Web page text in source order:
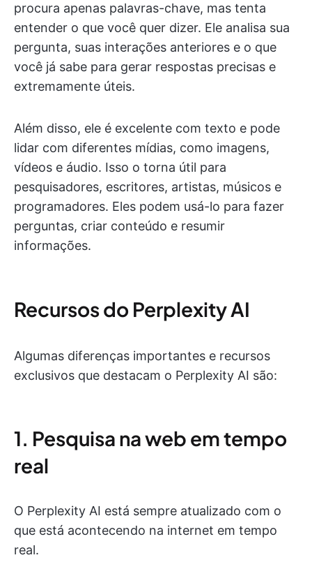
procura apenas palavras-chave, mas tenta
entender o que você quer dizer. Ele analisa sua
pergunta, suas interações anteriores e o que
você já sabe para gerar respostas precisas e
extremamente úteis.
Além disso, ele é excelente com texto e pode
lidar com diferentes mídias, como imagens,
vídeos e áudio. Isso o torna útil para
pesquisadores, escritores, artistas, músicos e
programadores. Eles podem usá-lo para fazer
perguntas, criar conteúdo e resumir
informações.
Recursos do Perplexity AI
Algumas diferenças importantes e recursos
exclusivos que destacam o Perplexity AI são:
1. Pesquisa na web em tempo
real
O Perplexity AI está sempre atualizado com o
que está acontecendo na internet em tempo
real.